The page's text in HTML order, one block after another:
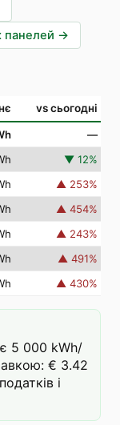
панелей →
vs сьогодні
—
▼ 12%
▲ 253%
▲ 454%
▲ 243%
▲ 491%
▲ 430%
5 000 kWh/
€ 3.42
і